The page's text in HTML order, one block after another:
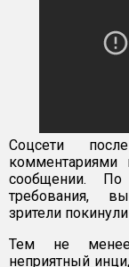
Соцсети
комментариями
сообщении.
требования,
зрители
Тем не менее
неприятный